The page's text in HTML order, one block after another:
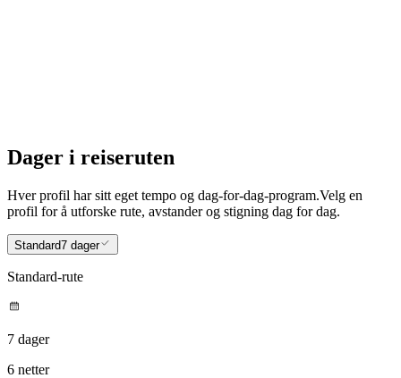
Dager i reiseruten
Hver profil har sitt eget tempo og dag-for-dag-program.Velg en
profil for å utforske rute, avstander og stigning dag for dag.
Standard7 dager
Standard-rute
7 dager
6 netter